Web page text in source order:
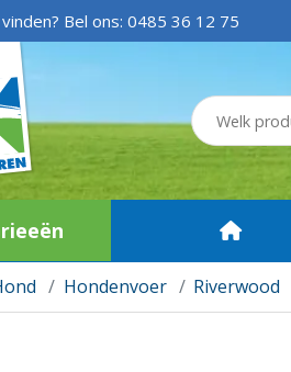
Bel ons: 0485 36 12 75
Hondenvoer Riverwood